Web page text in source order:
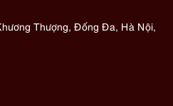
Thượng, Đống Đa, Hà Nội,